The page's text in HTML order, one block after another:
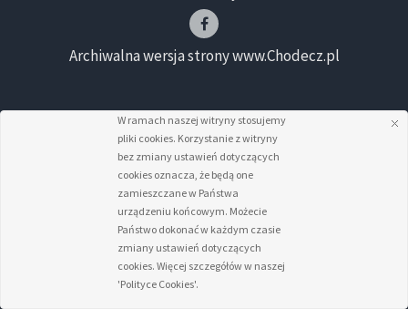
Archiwalna wersja strony www.Chodecz.pl
W ramach naszej witryny stosujemy
pliki cookies. Korzystanie z witryny
bez zmiany ustawień dotyczących
cookies oznacza, że będą one
zamieszczane w Państwa
urządzeniu końcowym. Możecie
Państwo dokonać w każdym czasie
zmiany ustawień dotyczących
cookies. Więcej szczegółów w naszej
'Polityce Cookies'.